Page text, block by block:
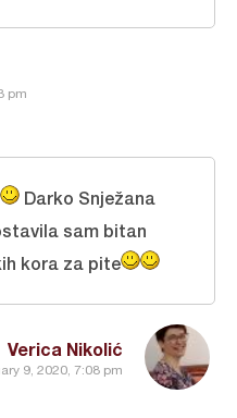
pm
Verica Nikolić
9, 2020, 7:08 pm
Darko Snježana
sam bitan
kora za pite